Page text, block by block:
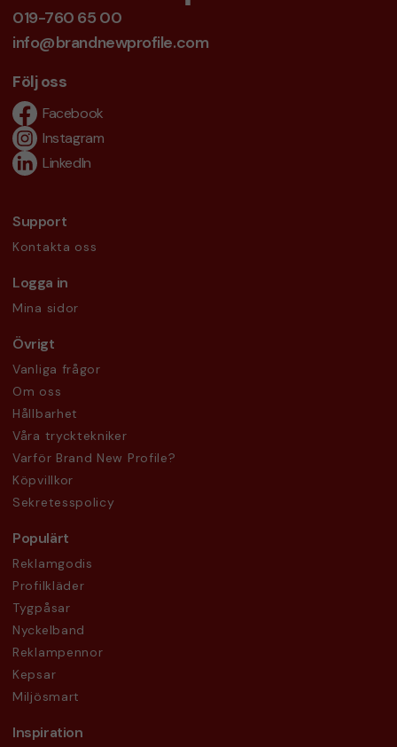
019-760 65 00
info@brandnewprofile.com
Följ oss
Facebook
Instagram
LinkedIn
Support
Kontakta oss
Logga in
Mina sidor
Övrigt
Vanliga frågor
Om oss
Hållbarhet
Våra trycktekniker
Varför Brand New Profile?
Köpvillkor
Sekretesspolicy
Populärt
Reklamgodis
Profilkläder
Tygpåsar
Nyckelband
Reklampennor
Kepsar
Miljösmart
Inspiration